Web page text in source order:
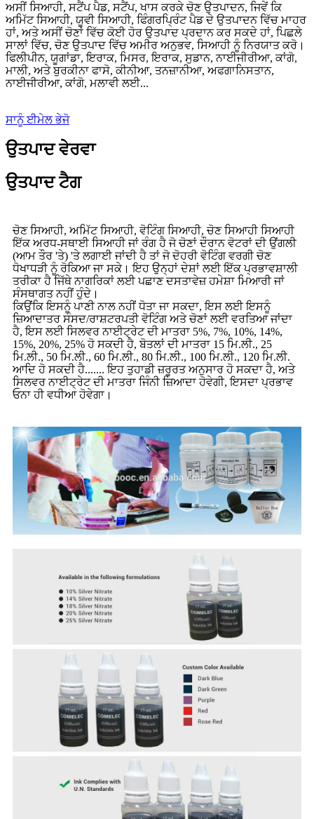
ਅਸੀਂ ਸਿਆਹੀ, ਸਟੈਂਪ ਪੈਡ, ਸਟੈਂਪ, ਖਾਸ ਕਰਕੇ ਚੋਣ ਉਤਪਾਦਨ, ਜਿਵੇਂ ਕਿ
ਅਮਿੱਟ ਸਿਆਹੀ, ਯੂਵੀ ਸਿਆਹੀ, ਫਿੰਗਰਪ੍ਰਿੰਟ ਪੈਡ ਦੇ ਉਤਪਾਦਨ ਵਿੱਚ ਮਾਹਰ
ਹਾਂ, ਅਤੇ ਅਸੀਂ ਚੋਣਾਂ ਵਿੱਚ ਕੋਈ ਹੋਰ ਉਤਪਾਦ ਪ੍ਰਦਾਨ ਕਰ ਸਕਦੇ ਹਾਂ, ਪਿਛਲੇ
ਸਾਲਾਂ ਵਿੱਚ, ਚੋਣ ਉਤਪਾਦ ਵਿੱਚ ਅਮੀਰ ਅਨੁਭਵ, ਸਿਆਹੀ ਨੂੰ ਨਿਰਯਾਤ ਕਰੋ।
ਫਿਲੀਪੀਨ, ਯੂਗਾਂਡਾ, ਇਰਾਕ, ਮਿਸਰ, ਇਰਾਕ, ਸੁਡਾਨ, ਨਾਈਜੀਰੀਆ, ਕਾਂਗੋ,
ਮਾਲੀ, ਅਤੇ ਬੁਰਕੀਨਾ ਫਾਸੋ, ਕੀਨੀਆ, ਤਨਜ਼ਾਨੀਆ, ਅਫਗਾਨਿਸਤਾਨ,
ਨਾਈਜੀਰੀਆ, ਕਾਂਗੋ, ਮਲਾਵੀ ਲਈ...
ਸਾਨੂੰ ਈਮੇਲ ਭੇਜੋ
ਉਤਪਾਦ ਵੇਰਵਾ
ਉਤਪਾਦ ਟੈਗ
ਚੋਣ ਸਿਆਹੀ, ਅਮਿੱਟ ਸਿਆਹੀ, ਵੋਟਿੰਗ ਸਿਆਹੀ, ਚੋਣ ਸਿਆਹੀ ਸਿਆਹੀ
ਇੱਕ ਅਰਧ-ਸਥਾਈ ਸਿਆਹੀ ਜਾਂ ਰੰਗ ਹੈ ਜੋ ਚੋਣਾਂ ਦੌਰਾਨ ਵੋਟਰਾਂ ਦੀ ਉਂਗਲੀ
(ਆਮ ਤੌਰ 'ਤੇ) 'ਤੇ ਲਗਾਈ ਜਾਂਦੀ ਹੈ ਤਾਂ ਜੋ ਦੋਹਰੀ ਵੋਟਿੰਗ ਵਰਗੀ ਚੋਣ
ਧੋਖਾਧੜੀ ਨੂੰ ਰੋਕਿਆ ਜਾ ਸਕੇ। ਇਹ ਉਨ੍ਹਾਂ ਦੇਸ਼ਾਂ ਲਈ ਇੱਕ ਪ੍ਰਭਾਵਸ਼ਾਲੀ
ਤਰੀਕਾ ਹੈ ਜਿੱਥੇ ਨਾਗਰਿਕਾਂ ਲਈ ਪਛਾਣ ਦਸਤਾਵੇਜ਼ ਹਮੇਸ਼ਾ ਮਿਆਰੀ ਜਾਂ
ਸੰਸਥਾਗਤ ਨਹੀਂ ਹੁੰਦੇ।
ਕਿਉਂਕਿ ਇਸਨੂੰ ਪਾਣੀ ਨਾਲ ਨਹੀਂ ਧੋਤਾ ਜਾ ਸਕਦਾ, ਇਸ ਲਈ ਇਸਨੂੰ
ਜ਼ਿਆਦਾਤਰ ਸੰਸਦ/ਰਾਸ਼ਟਰਪਤੀ ਵੋਟਿੰਗ ਅਤੇ ਚੋਣਾਂ ਲਈ ਵਰਤਿਆ ਜਾਂਦਾ
ਹੈ, ਇਸ ਲਈ ਸਿਲਵਰ ਨਾਈਟ੍ਰੇਟ ਦੀ ਮਾਤਰਾ 5%, 7%, 10%, 14%,
15%, 20%, 25% ਹੋ ਸਕਦੀ ਹੈ, ਬੋਤਲਾਂ ਦੀ ਮਾਤਰਾ 15 ਮਿ.ਲੀ., 25
ਮਿ.ਲੀ., 50 ਮਿ.ਲੀ., 60 ਮਿ.ਲੀ., 80 ਮਿ.ਲੀ., 100 ਮਿ.ਲੀ., 120 ਮਿ.ਲੀ.
ਆਦਿ ਹੋ ਸਕਦੀ ਹੈ....... ਇਹ ਤੁਹਾਡੀ ਜ਼ਰੂਰਤ ਅਨੁਸਾਰ ਹੋ ਸਕਦਾ ਹੈ, ਅਤੇ
ਸਿਲਵਰ ਨਾਈਟ੍ਰੇਟ ਦੀ ਮਾਤਰਾ ਜਿੰਨੀ ਜ਼ਿਆਦਾ ਹੋਵੇਗੀ, ਇਸਦਾ ਪ੍ਰਭਾਵ
ਓਨਾ ਹੀ ਵਧੀਆ ਹੋਵੇਗਾ।